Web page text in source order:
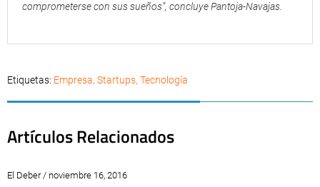
comprometerse con sus sueños”, concluye Pantoja-Navajas.
Etiquetas: Empresa, Startups, Tecnología
Artículos Relacionados
El Deber / noviembre 16, 2016